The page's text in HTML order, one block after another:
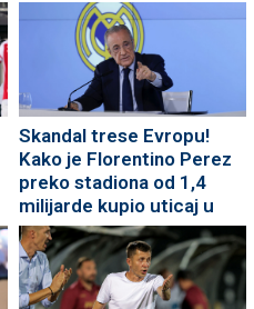
Skandal trese Evropu!
Kako je Florentino Perez
preko stadiona od 1,4
milijarde kupio uticaj u
Premijer ligi